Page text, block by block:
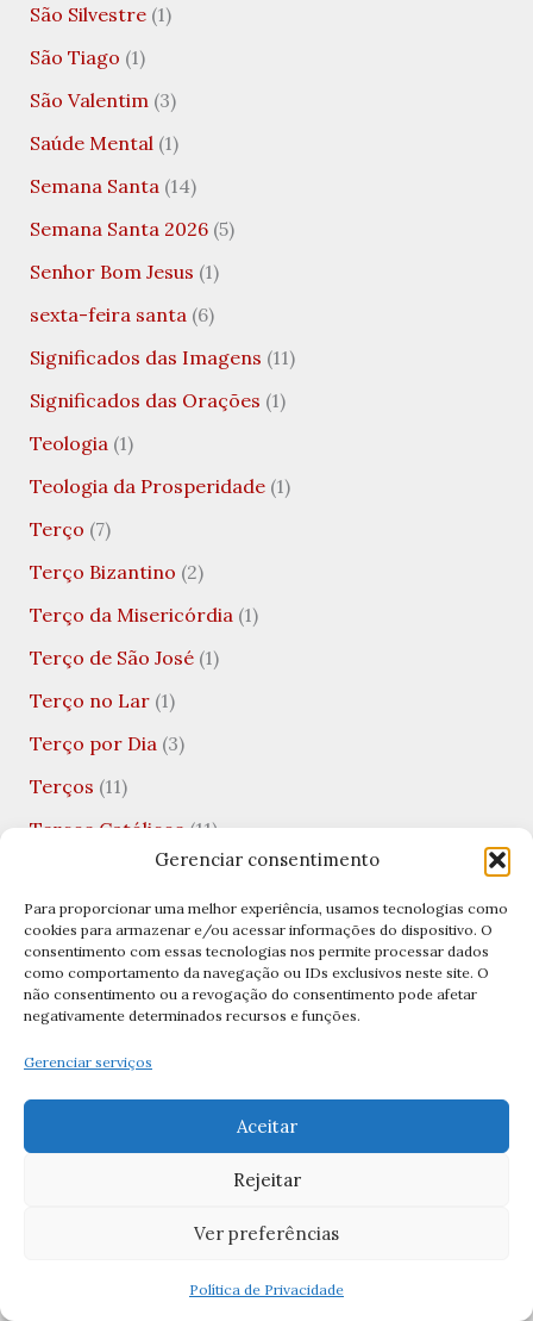
Gerenciar consentimento
Para proporcionar uma melhor experiência, usamos tecnologias como
cookies para armazenar e/ou acessar informações do dispositivo. O
consentimento com essas tecnologias nos permite processar dados
como comportamento da navegação ou IDs exclusivos neste site. O
não consentimento ou a revogação do consentimento pode afetar
negativamente determinados recursos e funções.
Gerenciar serviços
Aceitar
Rejeitar
Ver preferências
Política de Privacidade
São Silvestre(1)
São Tiago (1)
São Valentim (3)
Saúde Mental (1)
Semana Santa (14)
Semana Santa 2026(5)
Senhor Bom Jesus (1)
sexta-feira santa (6)
Significados das Imagens (11)
Significados das Orações (1)
Teologia (1)
Teologia da Prosperidade(1)
Terço (7)
Terço Bizantino (2)
Terço da Misericórdia (1)
Terço de São José(1)
Terço no Lar(1)
Terço por Dia (3)
Terços (11)
Terços Católicos (11)
Tradições Católicas(5)
Uncategorized(10)
Valentine's Day(1)
Viagens Católicas(1)
Visitação de Nossa Senhora(1)